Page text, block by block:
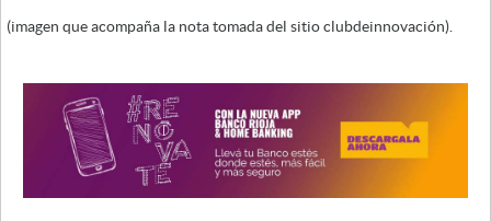
(imagen que acompaña la nota tomada del sitio clubdeinnovación).